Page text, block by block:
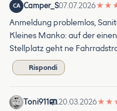
CA Camper_S07.07.2026★ ★
Anmeldung problemlos,
Kleines Manko: auf der
Stellplatz geht ne
Rispondi
Toni911 20.03.2026★ ★